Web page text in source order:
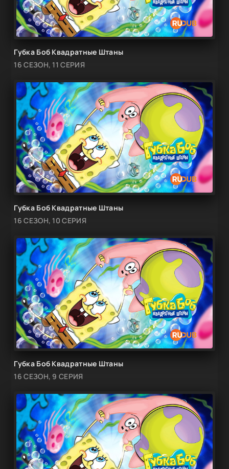
Губка Боб Квадратные Штаны
16 СЕЗОН, 11 СЕРИЯ
Губка Боб Квадратные Штаны
16 СЕЗОН, 10 СЕРИЯ
Губка Боб Квадратные Штаны
16 СЕЗОН, 9 СЕРИЯ